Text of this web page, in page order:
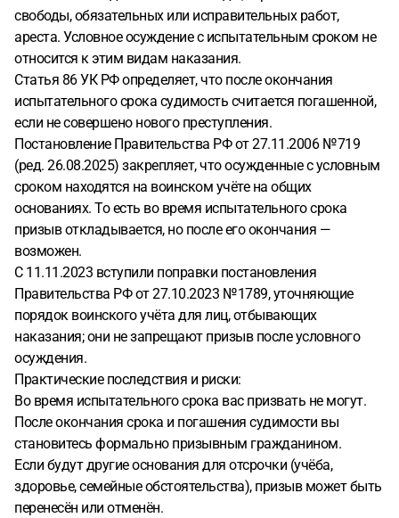
свободы, обязательных или исправительных работ,
ареста. Условное осуждение с испытательным сроком не
относится к этим видам наказания.
Статья 86 УК РФ определяет, что после окончания
испытательного срока судимость считается погашенной,
если не совершено нового преступления.
Постановление Правительства РФ от 27.11.2006 № 719
(ред. 26.08.2025) закрепляет, что осужденные с условным
сроком находятся на воинском учёте на общих
основаниях. То есть во время испытательного срока
призыв откладывается, но после его окончания —
возможен.
С 11.11.2023 вступили поправки постановления
Правительства РФ от 27.10.2023 № 1789, уточняющие
порядок воинского учёта для лиц, отбывающих
наказания; они не запрещают призыв после условного
осуждения.
Практические последствия и риски:
Во время испытательного срока вас призвать не могут.
После окончания срока и погашения судимости вы
становитесь формально призывным гражданином.
Если будут другие основания для отсрочки (учёба,
здоровье, семейные обстоятельства), призыв может быть
перенесён или отменён.